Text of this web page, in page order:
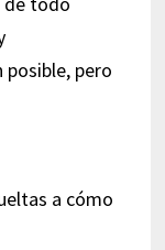
pero
a cómo